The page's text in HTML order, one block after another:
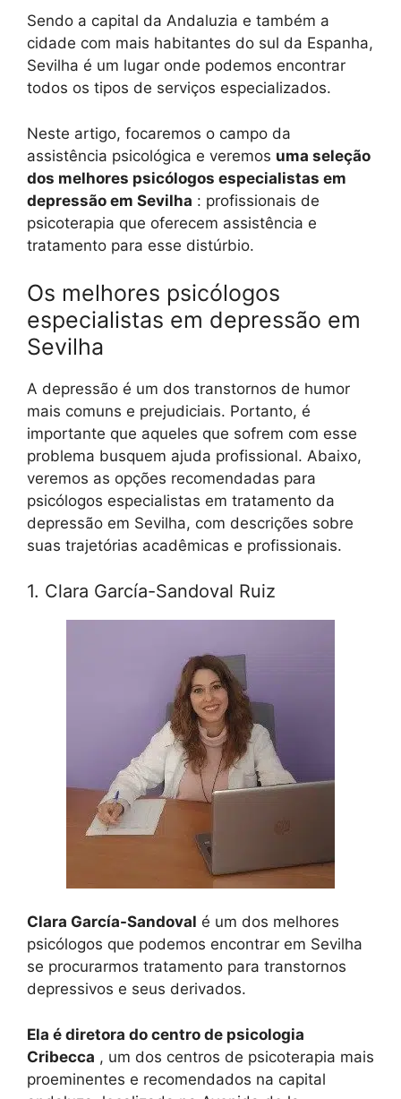
Sendo a capital da Andaluzia e também a
cidade com mais habitantes do sul da Espanha,
Sevilha é um lugar onde podemos encontrar
todos os tipos de serviços especializados.
Neste artigo, focaremos o campo da
assistência psicológica e veremos uma seleção
dos melhores psicólogos especialistas em
depressão em Sevilha : profissionais de
psicoterapia que oferecem assistência e
tratamento para esse distúrbio.
Os melhores psicólogos
especialistas em depressão em
Sevilha
A depressão é um dos transtornos de humor
mais comuns e prejudiciais. Portanto, é
importante que aqueles que sofrem com esse
problema busquem ajuda profissional. Abaixo,
veremos as opções recomendadas para
psicólogos especialistas em tratamento da
depressão em Sevilha, com descrições sobre
suas trajetórias acadêmicas e profissionais.
1. Clara García-Sandoval Ruiz
Clara García-Sandoval é um dos melhores
psicólogos que podemos encontrar em Sevilha
se procurarmos tratamento para transtornos
depressivos e seus derivados.
Ela é diretora do centro de psicologia
Cribecca , um dos centros de psicoterapia mais
proeminentes e recomendados na capital